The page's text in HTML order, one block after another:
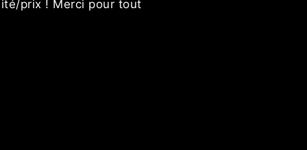
prix ! Merci pour tout